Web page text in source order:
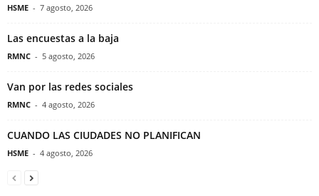
HSME - 7 agosto, 2026
Las encuestas a la baja
RMNC - 5 agosto, 2026
Van por las redes sociales
RMNC - 4 agosto, 2026
CUANDO LAS CIUDADES NO PLANIFICAN
HSME - 4 agosto, 2026